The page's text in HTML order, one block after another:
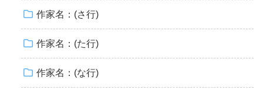
作家名：(さ行)
作家名：(た行)
作家名：(な行)